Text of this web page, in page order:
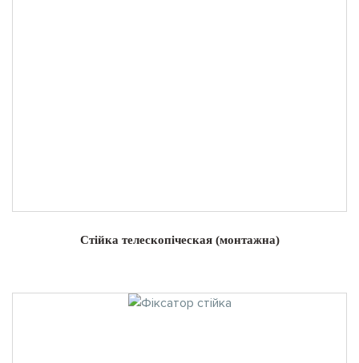
Стійка телескопіческая (монтажна)